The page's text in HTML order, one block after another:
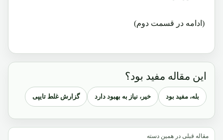
(ادامه در قسمت دوم)
این مقاله مفید بود؟
بله، مفید بود خیر، نیاز به بهبود دارد گزارش غلط تایپی
مقاله قبلی در همین دسته